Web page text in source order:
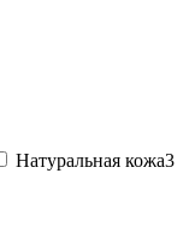
Натуральная кожа3